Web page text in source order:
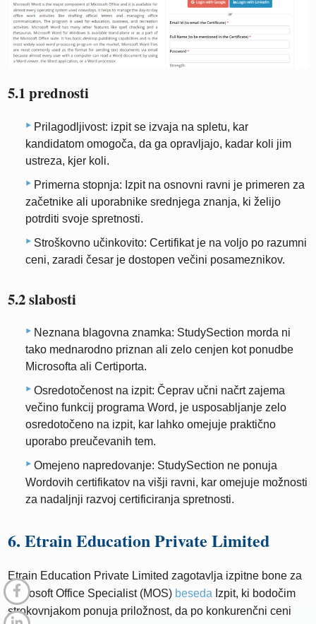
5.1 prednosti
Prilagodljivost: izpit se izvaja na spletu, kar
kandidatom omogoča, da ga opravljajo, kadar koli jim
ustreza, kjer koli.
Primerna stopnja: Izpit na osnovni ravni je primeren za
začetnike ali uporabnike srednjega znanja, ki želijo
potrditi svoje spretnosti.
Stroškovno učinkovito: Certifikat je na voljo po razumni
ceni, zaradi česar je dostopen večini posameznikov.
5.2 slabosti
Neznana blagovna znamka: StudySection morda ni
tako mednarodno priznan ali zelo cenjen kot ponudbe
Microsofta ali Certiporta.
Osredotočenost na izpit: Čeprav učni načrt zajema
večino funkcij programa Word, je usposabljanje zelo
osredotočeno na izpit, kar lahko omejuje praktično
uporabo preučevanih tem.
Omejeno napredovanje: StudySection ne ponuja
Wordovih certifikatov na višji ravni, kar omejuje možnosti
za nadaljnji razvoj certificiranja spretnosti.
6. Etrain Education Private Limited
Etrain Education Private Limited zagotavlja izpitne bone za
Microsoft Office Specialist (MOS) beseda Izpit, ki bodočim
strokovnjakom ponuja priložnost, da po konkurenčni ceni